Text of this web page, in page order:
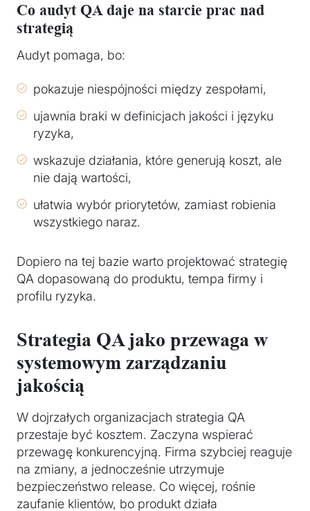
Co audyt QA daje na starcie prac nad
strategią
Audyt pomaga, bo:
pokazuje niespójności między zespołami,
ujawnia braki w definicjach jakości i języku
ryzyka,
wskazuje działania, które generują koszt, ale
nie dają wartości,
ułatwia wybór priorytetów, zamiast robienia
wszystkiego naraz.
Dopiero na tej bazie warto projektować strategię
QA dopasowaną do produktu, tempa firmy i
profilu ryzyka.
Strategia QA jako przewaga w
systemowym zarządzaniu
jakością
W dojrzałych organizacjach strategia QA
przestaje być kosztem. Zaczyna wspierać
przewagę konkurencyjną. Firma szybciej reaguje
na zmiany, a jednocześnie utrzymuje
bezpieczeństwo release. Co więcej, rośnie
zaufanie klientów, bo produkt działa